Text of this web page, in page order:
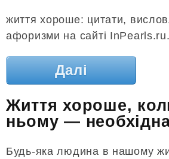
життя хороше: цитати,
афоризми на сайті InPearls.ru.
Далі
Життя хороше,
ньому —
Будь-яка людина в нашому